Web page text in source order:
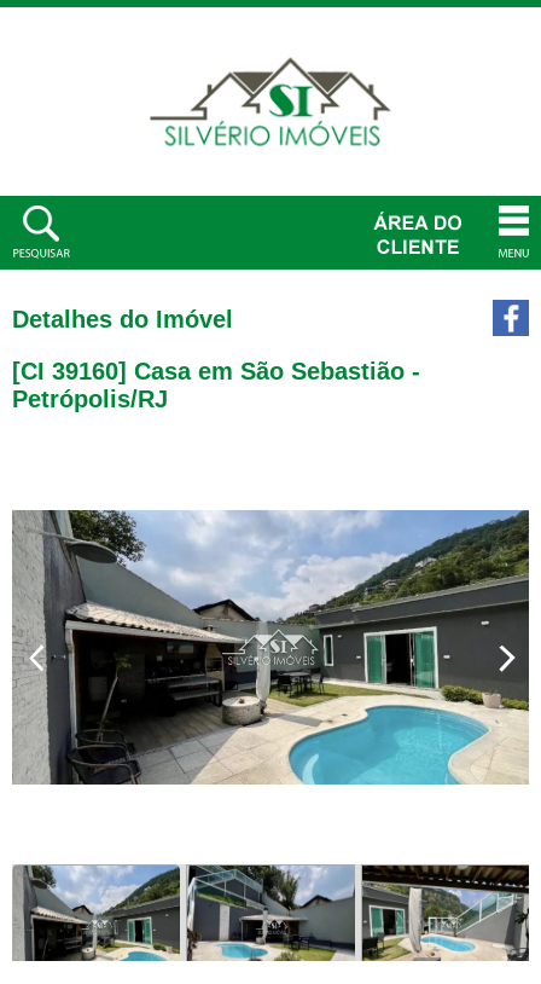
Detalhes do Imóvel
[CI 39160] Casa em São Sebastião -
Petrópolis/RJ